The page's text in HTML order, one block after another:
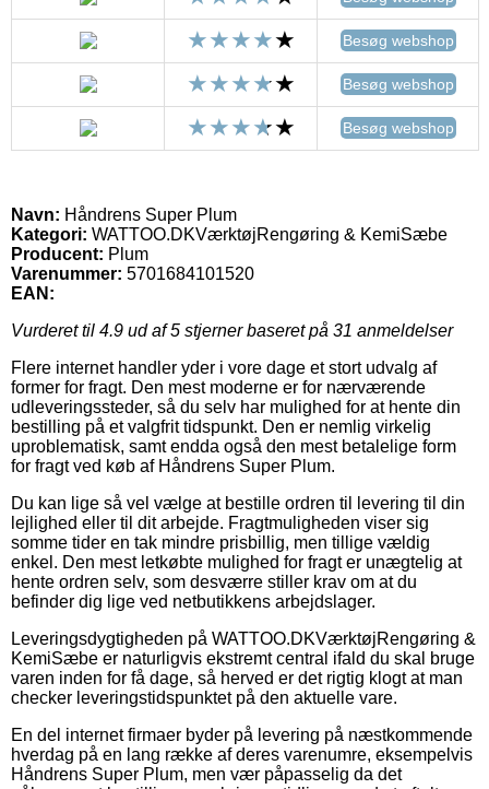
Besøg webshop
Besøg webshop
Besøg webshop
Navn: Håndrens Super Plum
Kategori: WATTOO.DKVærktøjRengøring & KemiSæbe
Producent: Plum
Varenummer: 5701684101520
EAN:
Vurderet til 4.9 ud af 5 stjerner baseret på 31 anmeldelser
Flere internet handler yder i vore dage et stort udvalg af
former for fragt. Den mest moderne er for nærværende
udleveringssteder, så du selv har mulighed for at hente din
bestilling på et valgfrit tidspunkt. Den er nemlig virkelig
uproblematisk, samt endda også den mest betalelige form
for fragt ved køb af Håndrens Super Plum.
Du kan lige så vel vælge at bestille ordren til levering til din
lejlighed eller til dit arbejde. Fragtmuligheden viser sig
somme tider en tak mindre prisbillig, men tillige vældig
enkel. Den mest letkøbte mulighed for fragt er unægtelig at
hente ordren selv, som desværre stiller krav om at du
befinder dig lige ved netbutikkens arbejdslager.
Leveringsdygtigheden på WATTOO.DKVærktøjRengøring &
KemiSæbe er naturligvis ekstremt central ifald du skal bruge
varen inden for få dage, så herved er det rigtig klogt at man
checker leveringstidspunktet på den aktuelle vare.
En del internet firmaer byder på levering på næstkommende
hverdag på en lang række af deres varenumre, eksempelvis
Håndrens Super Plum, men vær påpasselig da det